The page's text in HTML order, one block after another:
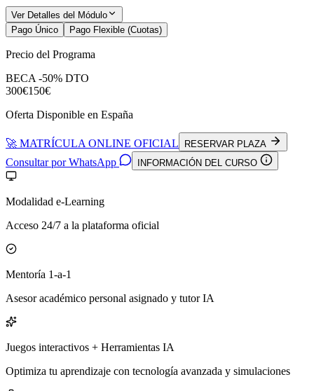
Ver Detalles del Módulo
Pago Único
Pago Flexible (Cuotas)
Precio del Programa
BECA -50% DTO
300€150€
Oferta Disponible en España
🚀 MATRÍCULA ONLINE OFICIAL RESERVAR PLAZA
Consultar por WhatsApp INFORMACIÓN DEL CURSO
Modalidad e-Learning
Acceso 24/7 a la plataforma oficial
Mentoría 1-a-1
Asesor académico personal asignado y tutor IA
Juegos interactivos + Herramientas IA
Optimiza tu aprendizaje con tecnología avanzada y simulaciones